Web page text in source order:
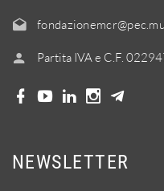
Partita IVA e C.F.
NEWSLETTER